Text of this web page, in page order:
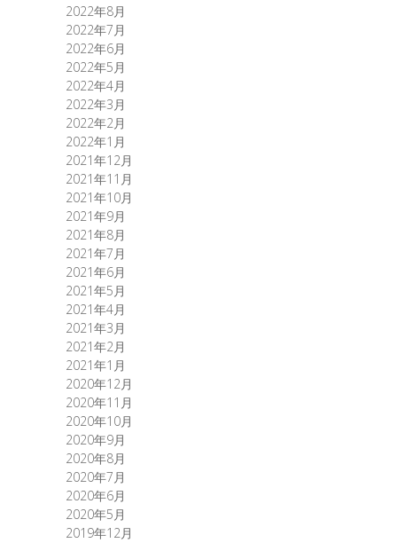
2022年8月
2022年7月
2022年6月
2022年5月
2022年4月
2022年3月
2022年2月
2022年1月
2021年12月
2021年11月
2021年10月
2021年9月
2021年8月
2021年7月
2021年6月
2021年5月
2021年4月
2021年3月
2021年2月
2021年1月
2020年12月
2020年11月
2020年10月
2020年9月
2020年8月
2020年7月
2020年6月
2020年5月
2019年12月